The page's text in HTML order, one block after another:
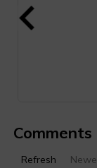
Comments
Refresh